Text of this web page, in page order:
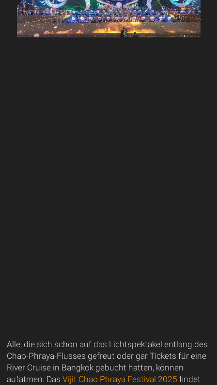
Alle, die sich schon auf das Lichtspektakel entlang des
Chao-Phraya-Flusses gefreut oder gar Tickets für eine
River Cruise in Bangkok gebucht hatten, können
aufatmen: Das Vijit Chao Phraya Festival 2025 findet